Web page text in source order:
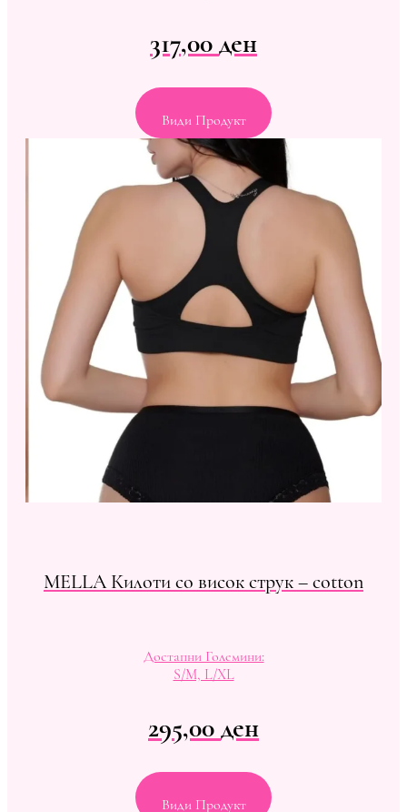
317,00ден
Види Продукт
MELLA Килоти со висок струк – cotton
Достапни Големини:
S/M, L/XL
295,00ден
Види Продукт